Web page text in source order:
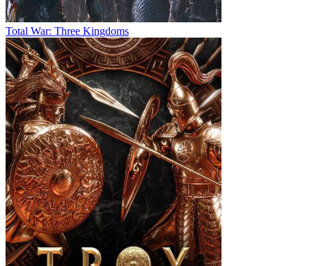
Total War: Three Kingdoms